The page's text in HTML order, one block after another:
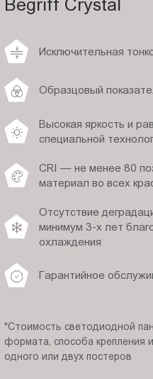
Begriff Crystal
Исключительная
Образцовый
Высокая яркость и
специальной
CRI — не менее 80
материал во всех
Отсутствие
минимум 3-х лет
охлаждения
Гарантийное
*Стоимость светодиодной
формата, способа крепления
одного или двух постеров